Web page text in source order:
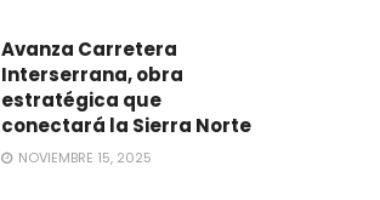
Avanza Carretera
Interserrana, obra
estratégica que
conectará la Sierra Norte
NOVIEMBRE 15, 2025